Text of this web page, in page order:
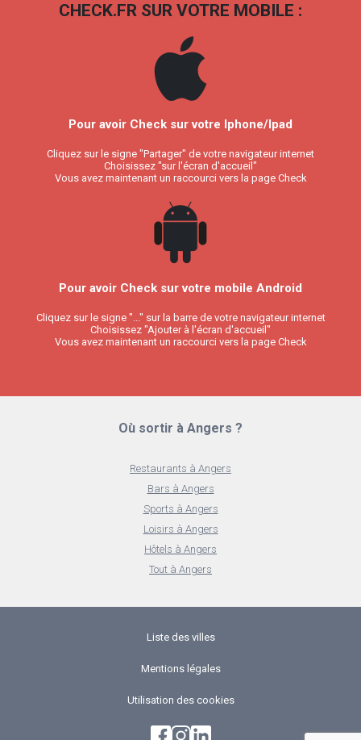
CHECK.FR SUR VOTRE MOBILE :
Pour avoir Check sur votre Iphone/Ipad
Cliquez sur le signe "Partager" de votre navigateur internet
Choisissez "sur l'écran d'accueil"
Vous avez maintenant un raccourci vers la page Check
Pour avoir Check sur votre mobile Android
Cliquez sur le signe "..." sur la barre de votre navigateur internet
Choisissez "Ajouter à l'écran d'accueil"
Vous avez maintenant un raccourci vers la page Check
Où sortir à Angers ?
Restaurants à Angers
Bars à Angers
Sports à Angers
Loisirs à Angers
Hôtels à Angers
Tout à Angers
Liste des villes
Mentions légales
Utilisation des cookies